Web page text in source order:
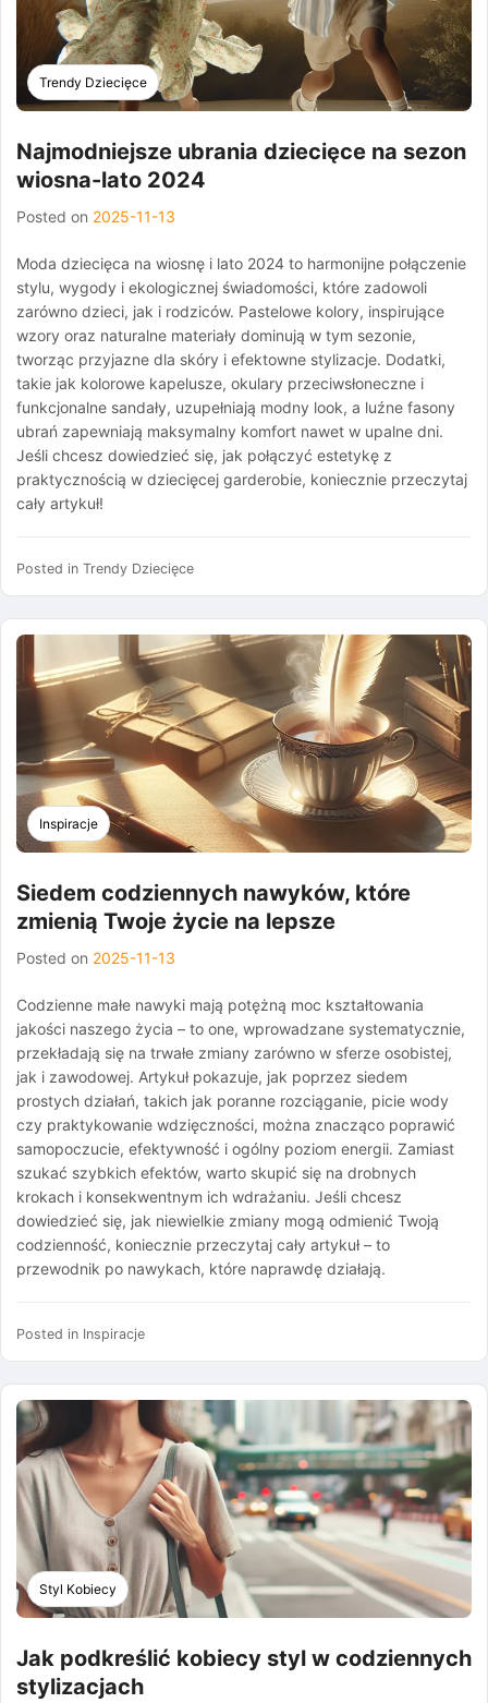
Trendy Dziecięce
Najmodniejsze ubrania dziecięce na sezon
wiosna-lato 2024
Posted on 2025-11-13
Moda dziecięca na wiosnę i lato 2024 to harmonijne połączenie
stylu, wygody i ekologicznej świadomości, które zadowoli
zarówno dzieci, jak i rodziców. Pastelowe kolory, inspirujące
wzory oraz naturalne materiały dominują w tym sezonie,
tworząc przyjazne dla skóry i efektowne stylizacje. Dodatki,
takie jak kolorowe kapelusze, okulary przeciwsłoneczne i
funkcjonalne sandały, uzupełniają modny look, a luźne fasony
ubrań zapewniają maksymalny komfort nawet w upalne dni.
Jeśli chcesz dowiedzieć się, jak połączyć estetykę z
praktycznością w dziecięcej garderobie, koniecznie przeczytaj
cały artykuł!
Posted in Trendy Dziecięce
Inspiracje
Siedem codziennych nawyków, które
zmienią Twoje życie na lepsze
Posted on 2025-11-13
Codzienne małe nawyki mają potężną moc kształtowania
jakości naszego życia – to one, wprowadzane systematycznie,
przekładają się na trwałe zmiany zarówno w sferze osobistej,
jak i zawodowej. Artykuł pokazuje, jak poprzez siedem
prostych działań, takich jak poranne rozciąganie, picie wody
czy praktykowanie wdzięczności, można znacząco poprawić
samopoczucie, efektywność i ogólny poziom energii. Zamiast
szukać szybkich efektów, warto skupić się na drobnych
krokach i konsekwentnym ich wdrażaniu. Jeśli chcesz
dowiedzieć się, jak niewielkie zmiany mogą odmienić Twoją
codzienność, koniecznie przeczytaj cały artykuł – to
przewodnik po nawykach, które naprawdę działają.
Posted in Inspiracje
Styl Kobiecy
Jak podkreślić kobiecy styl w codziennych
stylizacjach